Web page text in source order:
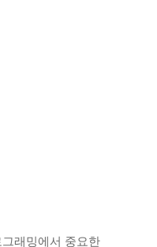
래밍에서 중요한